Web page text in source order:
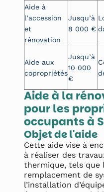
Aide à
l’accession
et
rénovation
Jusqu’à
8 000 €
Aide aux
copropriétés
Jusqu’à
10 000
€
Aide à la
pour les
occupants à
Objet de l'aide
Cette aide vise à
à réaliser des
thermique, tels que
remplacement de
l’installation